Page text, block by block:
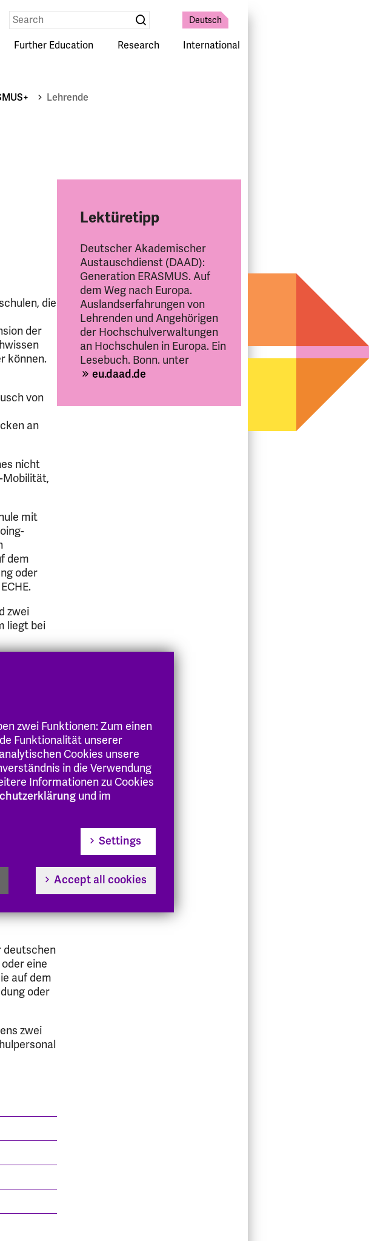
Eingabe
Suche
Suche
Deutsch
Further Education Research International
Lehrende
die
der
können.
von
an
nicht
Mobilität,
mit
dem
oder
zwei
liegt bei
deutschen
eine
auf dem
oder
zwei
Lektüretipp
Deutscher Akademischer
Austauschdienst (DAAD):
Generation ERASMUS. Auf
dem Weg nach Europa.
Auslandserfahrungen von
Lehrenden und Angehörigen
der Hochschulverwaltungen
an Hochschulen in Europa. Ein
Lesebuch. Bonn. unter
eu.daad.de
zwei Funktionen: Zum einen
Funktionalität unserer
Cookies unsere
in die Verwendung
Informationen zu Cookies
und im
Settings
Accept all cookies